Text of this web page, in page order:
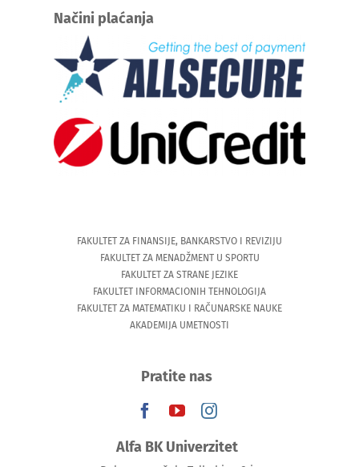
Načini plaćanja
FAKULTET ZA FINANSIJE, BANKARSTVO I REVIZIJU
FAKULTET ZA MENADŽMENT U SPORTU
FAKULTET ZA STRANE JEZIKE
FAKULTET INFORMACIONIH TEHNOLOGIJA
FAKULTET ZA MATEMATIKU I RAČUNARSKE NAUKE
AKADEMIJA UMETNOSTI
Pratite nas
Alfa BK Univerzitet